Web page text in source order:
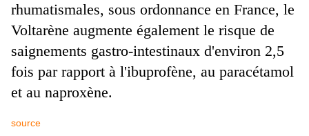
rhumatismales, sous ordonnance en France, le
Voltarène augmente également le risque de
saignements gastro-intestinaux d'environ 2,5
fois par rapport à l'ibuprofène, au paracétamol
et au naproxène.
source